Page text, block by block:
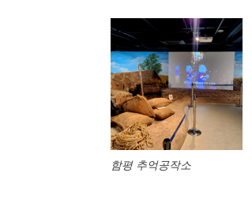
함평 추억공작소